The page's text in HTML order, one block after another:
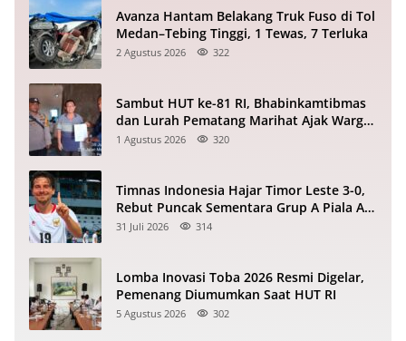
Avanza Hantam Belakang Truk Fuso di Tol
Medan–Tebing Tinggi, 1 Tewas, 7 Terluka
2 Agustus 2026 322
Sambut HUT ke-81 RI, Bhabinkamtibmas
dan Lurah Pematang Marihat Ajak Warga
Kibarkan Merah Putih
1 Agustus 2026 320
Timnas Indonesia Hajar Timor Leste 3-0,
Rebut Puncak Sementara Grup A Piala AFF
2026
31 Juli 2026 314
Lomba Inovasi Toba 2026 Resmi Digelar,
Pemenang Diumumkan Saat HUT RI
5 Agustus 2026 302